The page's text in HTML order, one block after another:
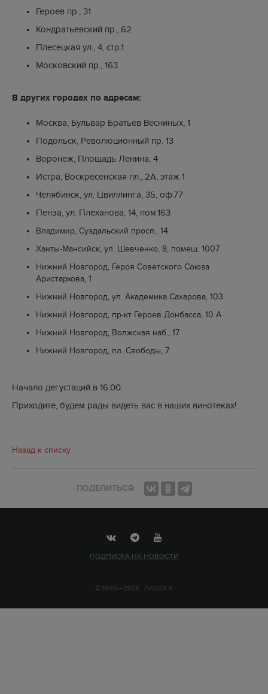
Героев пр., 31
Кондратьевский пр., 62
Плесецкая ул., 4, стр.1
Московский пр., 163
В других городах по адресам:
Москва, Бульвар Братьев Весниных, 1
Подольск, Революционный пр. 13
Воронеж, Площадь Ленина, 4
Истра, Воскресенская пл., 2А, этаж 1
Челябинск, ул. Цвиллинга, 35, оф.77
Пенза, ул. Плеханова, 14, пом.163
Владимир, Суздальский просп., 14
Ханты-Мансийск, ул. Шевченко, 8, помещ. 1007
Нижний Новгород, Героя Советского Союза
Аристархова, 1
Нижний Новгород, ул. Академика Сахарова, 103
Нижний Новгород, пр-кт Героев Донбасса, 10 А
Нижний Новгород, Волжская наб., 17
Нижний Новгород, пл. Свободы, 7
Начало дегустаций в 16:00.
Приходите, будем рады видеть вас в наших винотеках!
Назад к списку
ПОДЕЛИТЬСЯ:
ПОДПИСКА НА НОВОСТИ
© 1995—2026, ЛАДОГА